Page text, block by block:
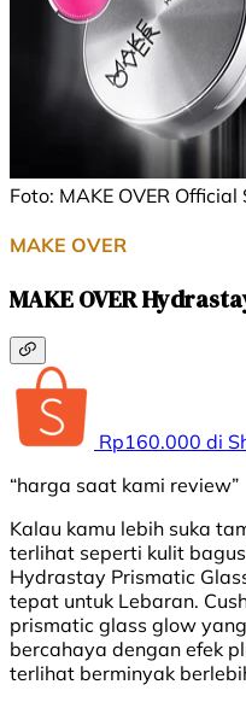
Foto: MAKE OVER Official
MAKE OVER
MAKE OVER
Rp160.000 di
“harga saat kami review”
Kalau kamu lebih suka
terlihat seperti kulit
Hydrastay Prismatic
tepat untuk Lebaran.
prismatic glass glow
bercahaya dengan efek
terlihat berminyak